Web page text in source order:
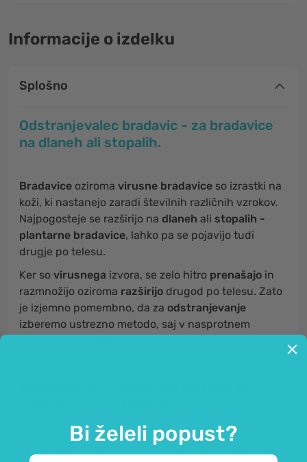
Informacije o izdelku
Splošno
Odstranjevalec bradavic - za bradavice
na dlaneh ali stopalih.
Bradavice oziroma virusne bradavice so izrastki na
koži, ki nastanejo zaradi številnih različnih vzrokov.
Najpogosteje se razširijo na dlaneh ali stopalih -
plantarne bradavice, lahko pa se pojavijo tudi
drugje po telesu.
Ker so virusnega izvora, se zelo hitro prenašajo in
razmnožijo oziroma razširijo drugod po telesu. Zato
je izjemno pomembno, da za odstranjevanje
izberemo ustrezno metodo, saj v nasprotnem
Krioterapijaje ena izmed najbolj priljubljenih metod
Bi želeli popust?